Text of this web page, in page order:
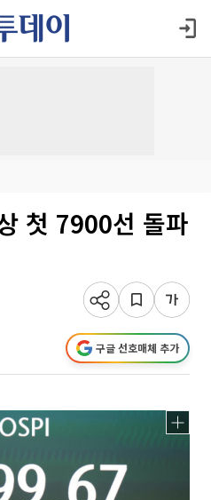
첫 7900선 돌파
구글 선호매체 추가